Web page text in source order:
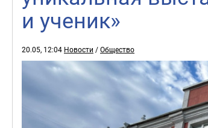
и ученик»
20.05, 12:04 Новости /Общество